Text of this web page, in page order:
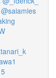
@saiamies